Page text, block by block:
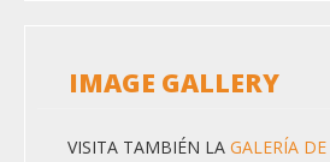
IMAGE GALLERY
VISITA TAMBIÉN LA GALERÍA